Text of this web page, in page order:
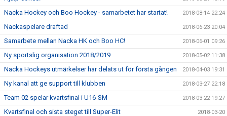
Nacka Hockey och Boo Hockey - samarbetet har startat! 2018-08-14 22:24
Nackaspelare draftad 2018-06-23 20:04
Samarbete mellan Nacka HK och Boo HC! 2018-06-01 09:26
Ny sportslig organisation 2018/2019 2018-05-02 11:38
Nacka Hockeys utmärkelser har delats ut för första gången 2018-04-03 19:31
Ny kanal att ge support till klubben 2018-03-27 22:18
Team 02 spelar kvartsfinal i U16-SM 2018-03-22 19:27
Kvartsfinal och sista steget till Super-Elit 2018-03-20